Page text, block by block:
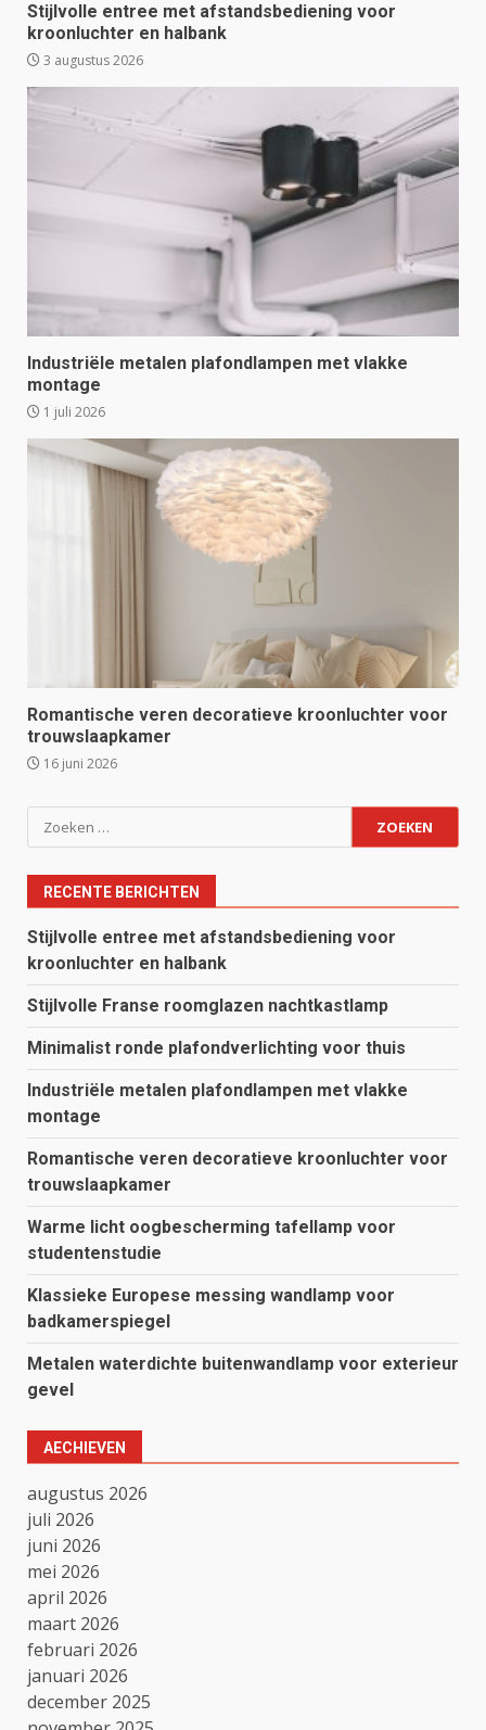
Stijlvolle entree met afstandsbediening voor
kroonluchter en halbank
3 augustus 2026
Industriële metalen plafondlampen met vlakke
montage
1 juli 2026
Romantische veren decoratieve kroonluchter voor
trouwslaapkamer
16 juni 2026
Zoeken
naar:
RECENTE BERICHTEN
Stijlvolle entree met afstandsbediening voor
kroonluchter en halbank
Stijlvolle Franse roomglazen nachtkastlamp
Minimalist ronde plafondverlichting voor thuis
Industriële metalen plafondlampen met vlakke
montage
Romantische veren decoratieve kroonluchter voor
trouwslaapkamer
Warme licht oogbescherming tafellamp voor
studentenstudie
Klassieke Europese messing wandlamp voor
badkamerspiegel
Metalen waterdichte buitenwandlamp voor exterieur
gevel
AECHIEVEN
augustus 2026
juli 2026
juni 2026
mei 2026
april 2026
maart 2026
februari 2026
januari 2026
december 2025